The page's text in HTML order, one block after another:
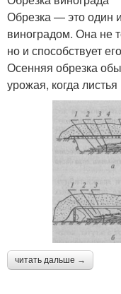
Обрезка — это один
виноградом. Она не
но и способствует
Осенняя обрезка
урожая, когда
читать дальше →